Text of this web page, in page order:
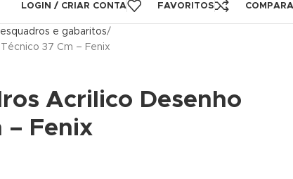
LOGIN / CRIAR CONTA FAVORITOS
esquadros e gabaritos
37 Cm – Fenix
Acrilico Desenho
– Fenix